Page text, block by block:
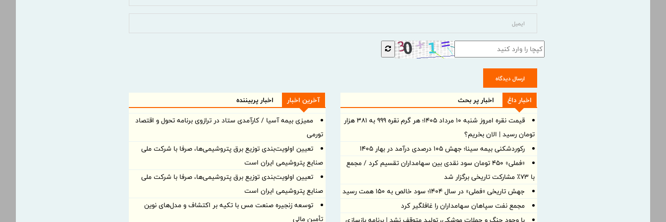
ارسال دیدگاه
اخبار داغ
اخبار پر بحث
قیمت نقره امروز شنبه ۱۰ مرداد ۱۴۰۵؛ هر گرم نقره ۹۹۹ به ۳۸۱ هزار
تومان رسید | الان بخریم؟
رکوردشکنی بیمه سینا؛ جهش 105 درصدی درآمد در بهار 1405
«فملی» ۴۵۰ تومان سود نقدی بین سهامداران تقسیم کرد / مجمع
با ۷۳٪ مشارکت تاریخی برگزار شد
جهش تاریخی «فملی» در سال ۱۴۰۴؛ سود خالص به ۱۵۰ همت رسید
مجمع نفت سپاهان سهامداران را غافلگیر کرد
آخرین اخبار
اخبار پربیننده
ممیزی بیمه آسیا / کارآمدی ستاد در ترازوی برنامه تحول و اقتصاد
تورمی
تعیین اولویت‌بندی توزیع برق پتروشیمی‌ها، صرفا با شرکت ملی
صنایع پتروشیمی ایران است
تعیین اولویت‌بندی توزیع برق پتروشیمی‌ها، صرفا با شرکت ملی
صنایع پتروشیمی ایران است
توسعه زنجیره صنعت مس با تکیه بر اکتشاف و مدل‌های نوین
تأمین مالی